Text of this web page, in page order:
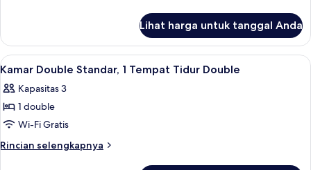
Kamar
Twin
Eksekutif
Lihat harga untuk tanggal Anda
Lihat
semua
foto
untuk
Kamar
Double
Brankas, meja kerja, tirai kedap
4
Kamar Double Standar, 1 Tempat Tidur Double
Kapasitas 3
1 double
Wi-Fi Gratis
Rincian selengkapnya
Rincian